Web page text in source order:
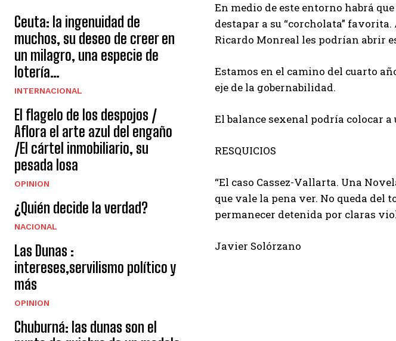
Ceuta: la ingenuidad de
muchos, su deseo de creer en
un milagro, una especie de
lotería…
INTERNACIONAL
El flagelo de los despojos /
Aflora el arte azul del engaño
/El cártel inmobiliario, su
pesada losa
OPINION
¿Quién decide la verdad?
NACIONAL
Las Dunas :
intereses,servilismo político y
más
OPINION
Chuburná: las dunas son el
En medio de este entorno habrá
destapar a su “corcholata”
Ricardo Monreal les podrían abrir
Estamos en el camino del cuarto
eje de la gobernabilidad.
El balance sexenal podría colocar
RESQUICIOS
“El caso Cassez-Vallarta. Una
que vale la pena ver. No queda del
permanecer detenida por claras
Javier Solórzano